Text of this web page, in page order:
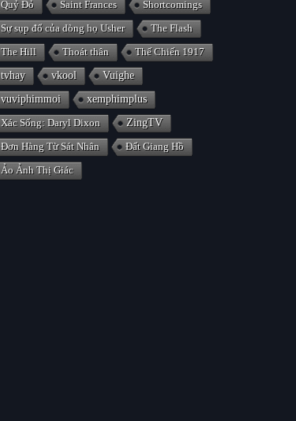
Quỷ Đỏ
Saint Frances
Shortcomings
Sự sụp đổ của dòng họ Usher
The Flash
The Hill
Thoát thân
Thế Chiến 1917
tvhay
vkool
Vuighe
vuviphimmoi
xemphimplus
Xác Sống: Daryl Dixon
ZingTV
Đơn Hàng Từ Sát Nhân
Đất Giang Hồ
Ảo Ảnh Thị Giác